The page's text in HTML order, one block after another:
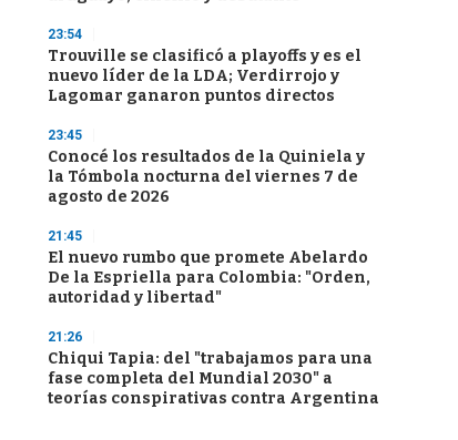
23:54
Trouville se clasificó a playoffs y es el
nuevo líder de la LDA; Verdirrojo y
Lagomar ganaron puntos directos
23:45
Conocé los resultados de la Quiniela y
la Tómbola nocturna del viernes 7 de
agosto de 2026
21:45
El nuevo rumbo que promete Abelardo
De la Espriella para Colombia: "Orden,
autoridad y libertad"
21:26
Chiqui Tapia: del "trabajamos para una
fase completa del Mundial 2030" a
teorías conspirativas contra Argentina